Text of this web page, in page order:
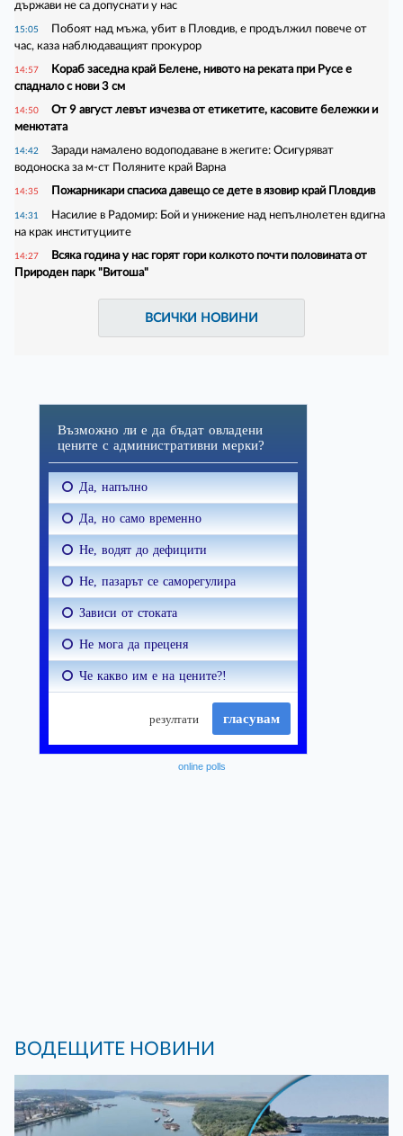
държави не са допуснати у нас
15:05
Побоят над мъжа, убит в Пловдив, е продължил повече от
час, каза наблюдаващият прокурор
14:57
Кораб заседна край Белене, нивото на реката при Русе е
спаднало с нови 3 см
14:50
От 9 август левът изчезва от етикетите, касовите бележки и
менютата
14:42
Заради намалено водоподаване в жегите: Осигуряват
водоноска за м-ст Поляните край Варна
14:35 Пожарникари спасиха давещо се дете в язовир край Пловдив
14:31
Насилие в Радомир: Бой и унижение над непълнолетен вдигна
на крак институциите
14:27
Всяка година у нас горят гори колкото почти половината от
Природен парк "Витоша"
ВСИЧКИ НОВИНИ
online polls
ВОДЕЩИТЕ НОВИНИ